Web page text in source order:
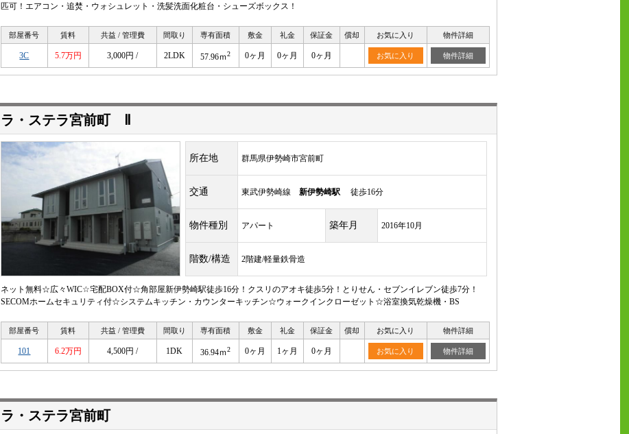
匹可！エアコン・追焚・ウォシュレット・洗髪洗面化粧台・シューズボックス！
部屋番号 賃料 共益 / 管理費 間取り 専有面積 敷金 礼金 保証金 償却 お気に入り 物件詳細
3C 5.7万円 3,000円 / 2LDK 57.96ｍ2 0ヶ月 0ヶ月 0ヶ月 お気に入り 物件詳細
ラ・ステラ宮前町 Ⅱ
所在地 群馬県伊勢崎市宮前町
交通 東武伊勢崎線 新伊勢崎駅徒歩16分
物件種別 アパート 築年月 2016年10月
階数/構造 2階建/軽量鉄骨造
ネット無料☆広々WIC☆宅配BOX付☆角部屋新伊勢崎駅徒歩16分！クスリのアオキ徒歩5分！とりせん・セブンイレブン徒歩7分！
SECOMホームセキュリティ付☆システムキッチン・カウンターキッチン☆ウォークインクローゼット☆浴室換気乾燥機・BS
部屋番号 賃料 共益 / 管理費 間取り 専有面積 敷金 礼金 保証金 償却 お気に入り 物件詳細
101 6.2万円 4,500円 / 1DK 36.94ｍ2 0ヶ月 1ヶ月 0ヶ月 お気に入り 物件詳細
ラ・ステラ宮前町